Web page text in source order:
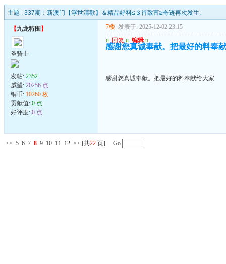
主题 : 337期：新澳门【浮世清歡】＆精品好料≤３肖致富≥奇迹再次发生.
【九龙特围 】
圣骑士
发帖: 2352
威望: 20256 点
铜币: 10260 枚
贡献值: 0 点
好评度: 0 点
7楼 发表于: 2025-12-02 23:15
u 回复 u 编辑 u
感谢您真诚奉献。把最好的料奉
感谢您真诚奉献。把最好的料奉献给大家
<< 5 6 7 8 9 10 11 12 >> [共22 页] Go